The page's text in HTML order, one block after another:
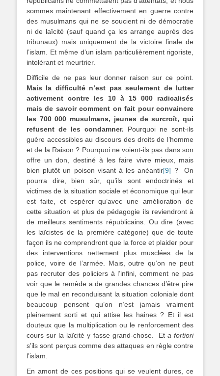
sommes maintenant effectivement en guerre contre
des musulmans qui ne se soucient ni de démocratie
ni de laïcité (sauf quand ça les arrange auprès des
tribunaux) mais uniquement de la victoire finale de
l’islam. Et même d’un islam particulièrement rigoriste,
intolérant et meurtrier.
Difficile de ne pas leur donner raison sur ce point.
Mais la difficulté n’est pas seulement de lutter
activement contre les 10 à 15 000 radicalisés
mais de savoir comment on fait pour convaincre
les 700 000 musulmans, jeunes de surcroît, qui
refusent de les condamner. Pourquoi ne sont-ils
guère accessibles au discours des droits de l’homme
et de la Raison ? Pourquoi ne voient-ils pas dans son
offre un don, destiné à les faire vivre mieux, mais
bien plutôt un poison visant à les anéantir[9] ? On
pourra dire, bien sûr, qu’ils sont endoctrinés et
victimes de la situation sociale et économique qui leur
est faite, et espérer qu’avec une amélioration de
cette situation et plus de pédagogie ils reviendront à
de meilleurs sentiments républicains. Ou dire (avec
les laïcistes de la première catégorie) que de toute
façon ils ne comprendront que la force et plaider pour
des interventions nettement plus musclées de la
police, voire de l’armée. Mais, outre qu’on ne peut
pas recruter des policiers à l’infini, comment ne pas
voir que le remède a de grandes chances d’être pire
que le mal en reconduisant la situation coloniale dont
beaucoup pensent qu’on n’est jamais vraiment
pleinement sorti et qui attise les haines ? Et il est
douteux que la multiplication ou le renforcement des
cours sur la laïcité y fasse grand-chose. Et a fortiori
s’ils sont perçus comme des attaques en règle contre
l’islam.
En amont de ces positions qui se veulent dures, ce